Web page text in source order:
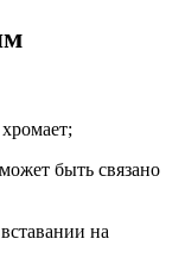
быть связано
на